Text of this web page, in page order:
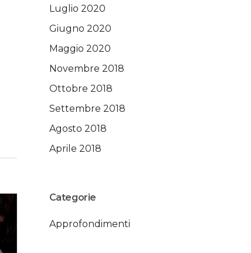
Luglio 2020
Giugno 2020
Maggio 2020
Novembre 2018
Ottobre 2018
Settembre 2018
Agosto 2018
Aprile 2018
Categorie
Approfondimenti